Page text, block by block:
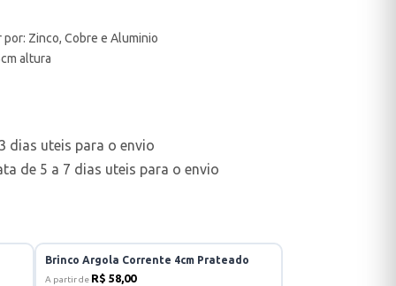
Zinco, Cobre e Aluminio
altura
dias uteis para o envio
de 5 a 7 dias uteis para o envio
Brinco Argola Corrente 4cm Prateado
A partir de R$ 58,00